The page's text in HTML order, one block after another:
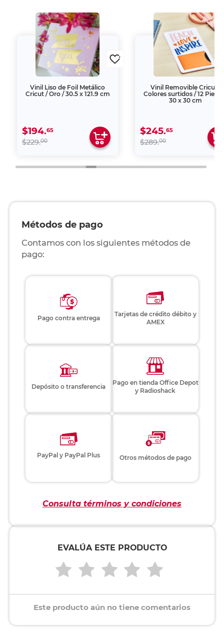
Vinil Liso de Foil Metálico
Cricut / Oro / 30.5 x 121.9 cm
$194.65
$229.00
Vinil Removible Cricut /
Colores surtidos / 12
30 x 30 cm
$245.65
$289.00
Métodos de pago
Contamos con los siguientes métodos de
pago:
Pago contra entrega
Tarjetas de crédito débito y
AMEX
Depósito o transferencia
Pago en tienda Office Depot
y Radioshack
PayPal y PayPal Plus Otros métodos de pago
Consulta términos y condiciones
EVALÚA ESTE PRODUCTO
Este producto aún no tiene comentarios